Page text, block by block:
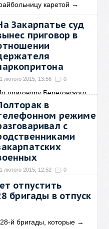
каретой →
Закарпатье суд
приговор в
лютого 2015, 13:56 0
приговору Береговского
суда→
в
режиме
с
лютого 2015, 12:52 0
этом на Фейсбуке написал
народный→
отпустить
бригады в отпуск
й бригады, которые →